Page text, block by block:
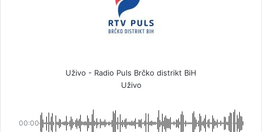
Uživo - Radio Puls Brčko distrikt BiH
Uživo
00:00